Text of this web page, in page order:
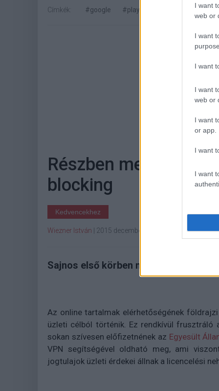
I want
web or
I want
I want
I want
web or
I want
or app.
I want
I want
Címkék: #google #play music #play zene
Részben megszűnhet
blocking
Kedvencekhez
Wiezner István 2015 december 9. 19:00
Sajnos első körben nem sikerült
Az online tartalmak elérhetőségének
üzleti célból történik. Ez rendkívül frusztráló
sokan szívesen előfizetnének az Egyesült
VPN segítségével oldható meg, ami
jogtulajok üzleti érdekei állnak a licencelési